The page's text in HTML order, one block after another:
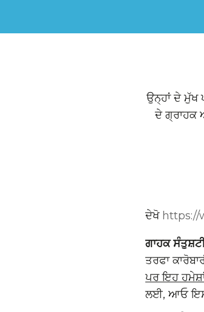
ਉਨ੍ਹਾਂ ਦੇ ਮੁੱਖ
ਦੇ ਗ੍ਰਾਹਕ
ਦੇਖੋ https://
ਗਾਹਕ
ਤਰਫਾ
ਪਰ ਇਹ
ਲਈ, ਆਓ ਇਸ